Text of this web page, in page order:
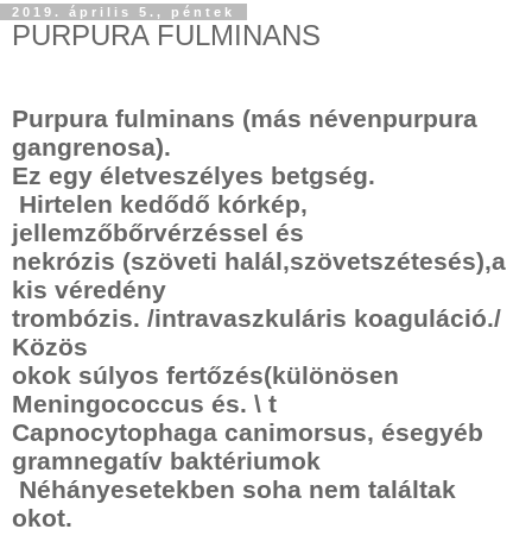
2019. április 5., péntek
PURPURA FULMINANS
Purpura fulminans (más névenpurpura
gangrenosa).
Ez egy életveszélyes betgség.
Hirtelen kedődő kórkép,
jellemzőbőrvérzéssel és
nekrózis (szöveti halál,szövetszétesés),a
kis véredény
trombózis. /intravaszkuláris koaguláció./
Közös
okok súlyos fertőzés(különösen
Meningococcus és. \ t
Capnocytophaga canimorsus, ésegyéb
gramnegatív baktériumok
Néhányesetekben soha nem találtak
okot.